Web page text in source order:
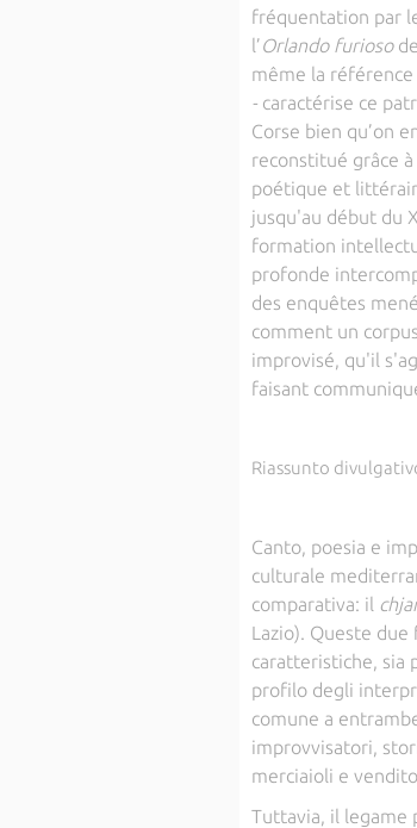
fréquentation par
l’Orlando furioso
même la référence
-caractérise ce
Corse bien qu’on
reconstitué grâce
poétique et
jusqu'au début du
formation
profonde
des enquêtes
comment un
improvisé, qu'il
faisant
Riassunto
Canto, poesia e
culturale
comparativa: il
Lazio). Queste
caratteristiche, sia
profilo degli
comune a
improvvisatori,
merciaioli e
Tuttavia, il legame